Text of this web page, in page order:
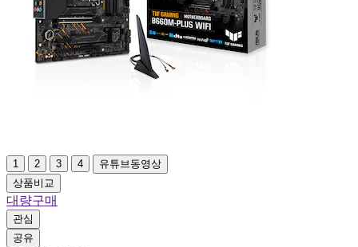
1 2 3 4
유튜브동영상
상품비교
대량구매
관심
공유